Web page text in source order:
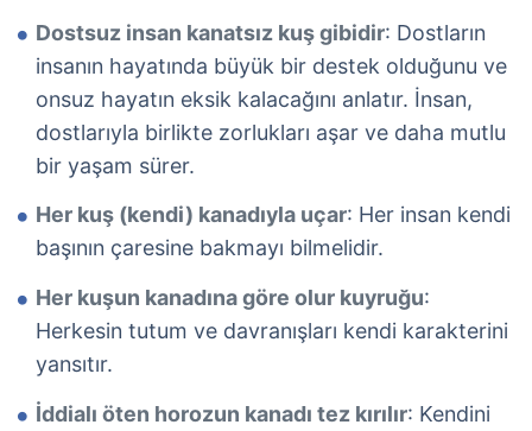
Dostsuz insan kanatsız kuş gibidir: Dostların
insanın hayatında büyük bir destek olduğunu ve
onsuz hayatın eksik kalacağını anlatır. İnsan,
dostlarıyla birlikte zorlukları aşar ve daha mutlu
bir yaşam sürer.
Her kuş (kendi) kanadıyla uçar: Her insan kendi
başının çaresine bakmayı bilmelidir.
Her kuşun kanadına göre olur kuyruğu:
Herkesin tutum ve davranışları kendi karakterini
yansıtır.
İddialı öten horozun kanadı tez kırılır: Kendini